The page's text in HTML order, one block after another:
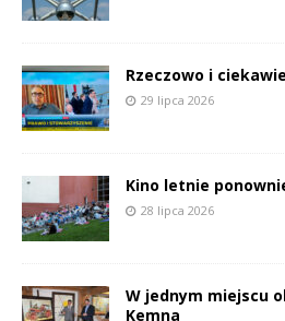
Rzeczowo i ciekawie
29 lipca 2026
Kino letnie
28 lipca 2026
W jednym miejscu
Kemna